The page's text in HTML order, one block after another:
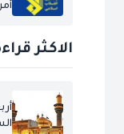
الاكثر